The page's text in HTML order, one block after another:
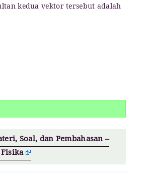
kedua vektor tersebut adalah
Soal, dan Pembahasan –